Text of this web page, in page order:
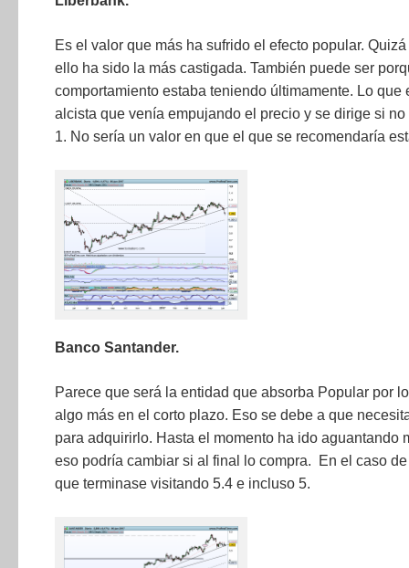
Es el valor que más ha sufrido el efecto popular.
ello ha sido la más castigada. También puede ser
comportamiento estaba teniendo últimamente. Lo
alcista que venía empujando el precio y se dirige si
1. No sería un valor en que el que se recomendaría
Banco Santander.
Parece que será la entidad que absorba Popular por
algo más en el corto plazo. Eso se debe a que
para adquirirlo. Hasta el momento ha ido aguantando
eso podría cambiar si al final lo compra. En el caso
que terminase visitando 5.4 e incluso 5.